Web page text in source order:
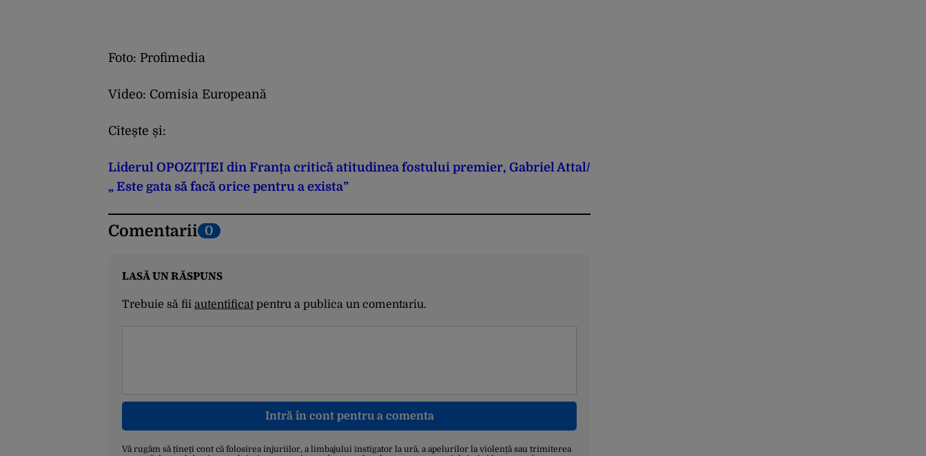
Foto: Profimedia
Video: Comisia Europeană
Citește și:
Liderul OPOZIȚIEI din Franța critică atitudinea fostului premier, Gabriel Attal/
„ Este gata să facă orice pentru a exista”
Comentarii 0
LASĂ UN RĂSPUNS
Trebuie să fii autentificatpentru a publica un comentariu.
Intră în cont pentru a comenta
Vă rugăm să țineți cont că folosirea injuriilor, a limbajului instigator la ură, a apelurilor la violență sau trimiterea